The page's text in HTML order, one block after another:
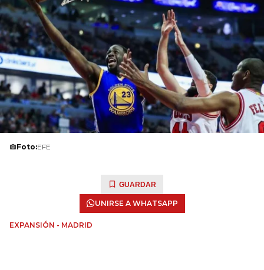
Foto:EFE
GUARDAR
UNIRSE A WHATSAPP
EXPANSIÓN - MADRID